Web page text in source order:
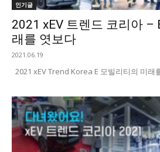
인기글
2021 xEV 트렌드 코리아 –
래를 엿보다
2021.06.19
2021 xEV Trend Korea E 모빌리티의 미래